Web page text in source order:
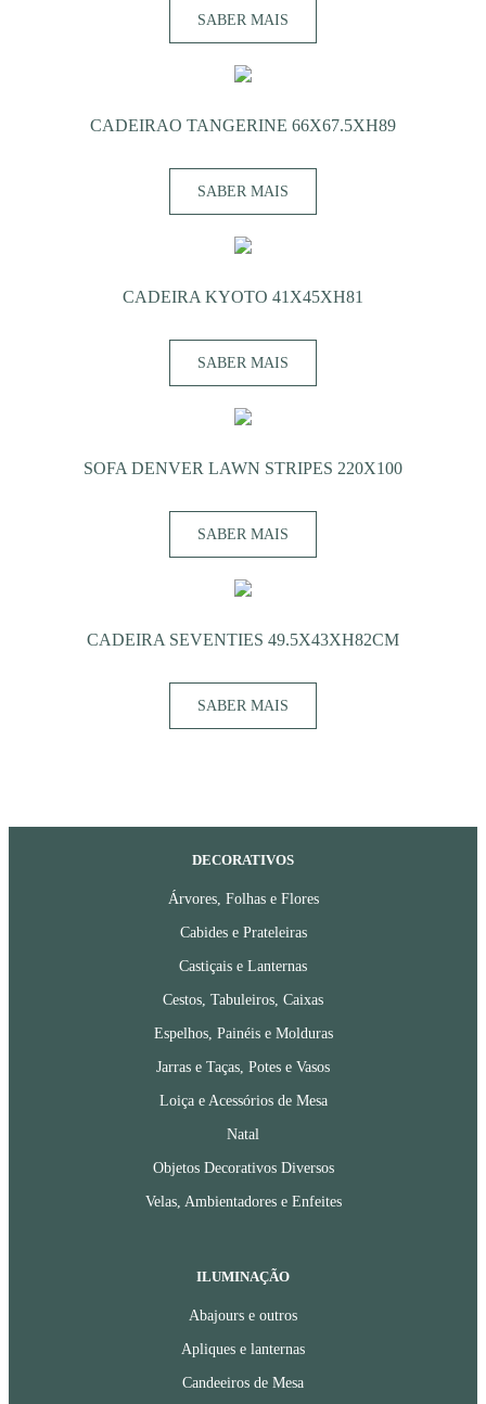
SABER MAIS
CADEIRAO TANGERINE 66X67.5XH89
SABER MAIS
CADEIRA KYOTO 41X45XH81
SABER MAIS
SOFA DENVER LAWN STRIPES 220X100
SABER MAIS
CADEIRA SEVENTIES 49.5X43XH82CM
SABER MAIS
DECORATIVOS
Árvores, Folhas e Flores
Cabides e Prateleiras
Castiçais e Lanternas
Cestos, Tabuleiros, Caixas
Espelhos, Painéis e Molduras
Jarras e Taças, Potes e Vasos
Loiça e Acessórios de Mesa
Natal
Objetos Decorativos Diversos
Velas, Ambientadores e Enfeites
ILUMINAÇÃO
Abajours e outros
Apliques e lanternas
Candeeiros de Mesa